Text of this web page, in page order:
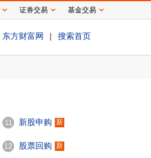
东方财富网 | 搜索首页
11 新股申购 新
12 股票回购 新
证券交易 基金交易